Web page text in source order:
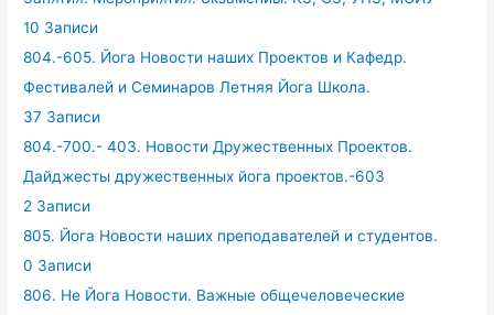
10 Записи
804.-605. Йога Новости наших Проектов и Кафедр.
Фестивалей и Семинаров Летняя Йога Школа.
37 Записи
804.-700.- 403. Новости Дружественных Проектов.
Дайджесты дружественных йога проектов.-603
2 Записи
805. Йога Новости наших преподавателей и студентов.
0 Записи
806. Не Йога Новости. Важные общечеловеческие